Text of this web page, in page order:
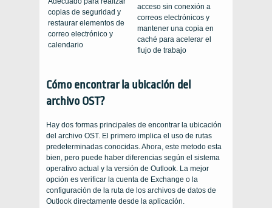
copias de seguridad y
restaurar elementos de
correo electrónico y
calendario
acceso sin conexión a
correos electrónicos y
mantener una copia en
caché para acelerar el
flujo de trabajo
Cómo encontrar la ubicación del
archivo OST?
Hay dos formas principales de encontrar la ubicación
del archivo OST. El primero implica el uso de rutas
predeterminadas conocidas. Ahora, este metodo esta
bien, pero puede haber diferencias según el sistema
operativo actual y la versión de Outlook. La mejor
opción es verificar la cuenta de Exchange o la
configuración de la ruta de los archivos de datos de
Outlook directamente desde la aplicación.